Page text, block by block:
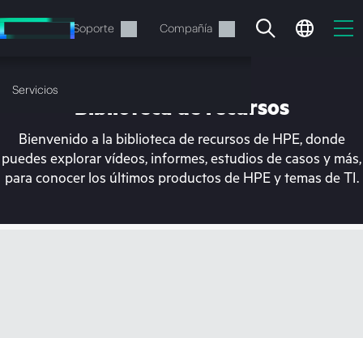
al
contenido
Servicios Soporte Compañía
Servicios
En estos momentos, tu
Biblioteca de recursos
Bienvenido a la biblioteca de recursos de HPE, donde
puedes explorar vídeos, informes, estudios de casos y más,
para conocer los últimos productos de HPE y temas de TI.